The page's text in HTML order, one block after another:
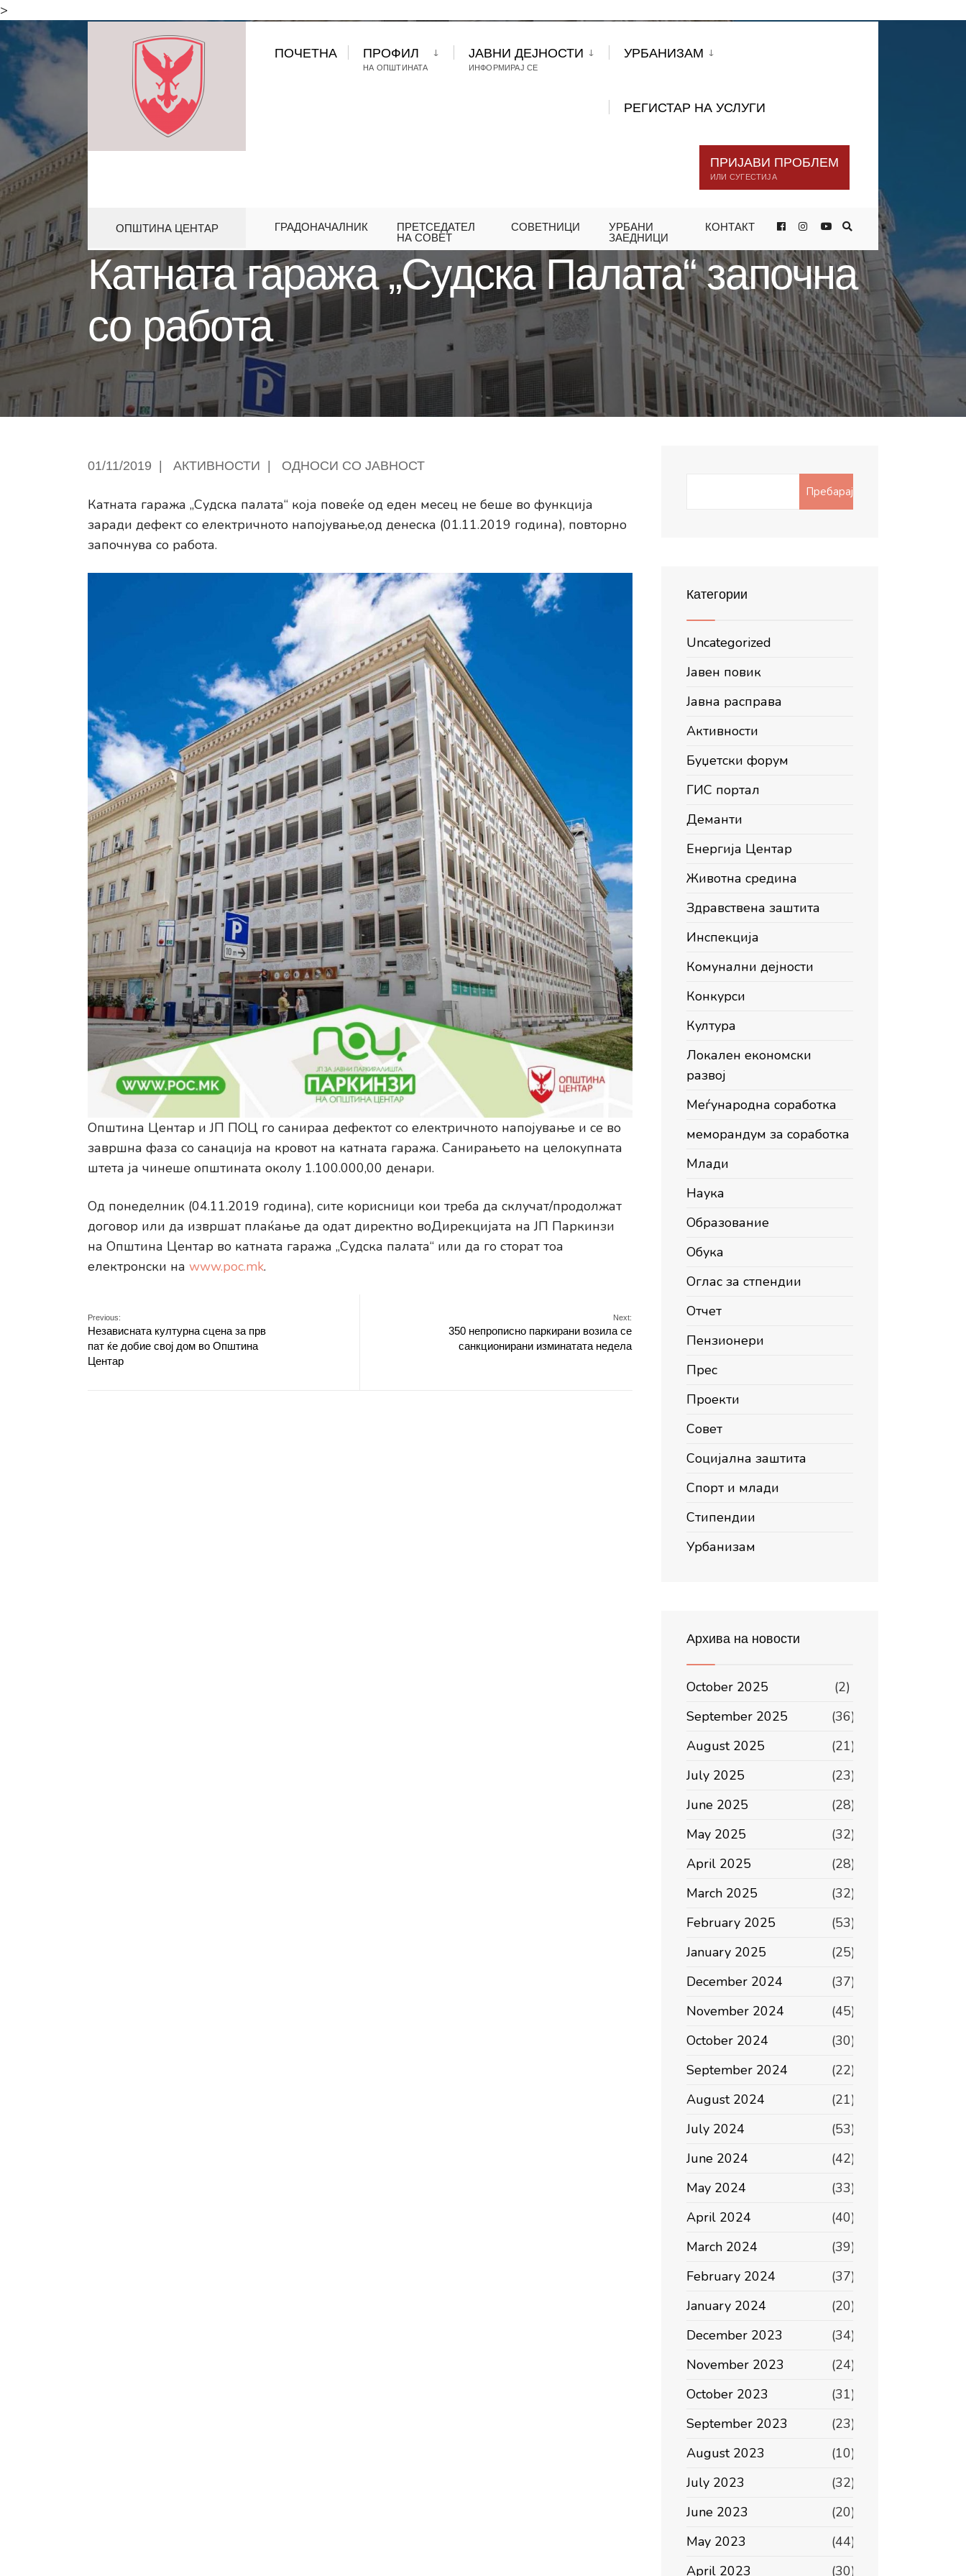
>
ПОЧЕТНА ПРОФИЛ
НА ОПШТИНАТА
ЈАВНИ ДЕЈНОСТИ
ИНФОРМИРАЈ СЕ
УРБАНИЗАМ
РЕГИСТАР НА УСЛУГИ
ПРИЈАВИ ПРОБЛЕМ
ИЛИ СУГЕСТИЈА
ОПШТИНА ЦЕНТАР ГРАДОНАЧАЛНИК
ПРЕТСЕДАТЕЛ
НА СОВЕТ
СОВЕТНИЦИ
УРБАНИ
ЗАЕДНИЦИ
КОНТАКТ
HOME АКТИВНОСТИ КАТНАТА ГАРАЖА „СУДСКА ПАЛАТА“ ЗАПОЧНА СО РАБОТА
Катната гаража „Судска Палата“ започна
со работа
01/11/2019 АКТИВНОСТИ ОДНОСИ СО ЈАВНОСТ
Катната гаража „Судска палата“ која повеќе од еден месец не беше во функција
заради дефект со електричното напојување,од денеска (01.11.2019 година), повторно
започнува со работа.
Општина Центар и ЈП ПОЦ го санираа дефектот со електричното напојување и се во
завршна фаза со санација на кровот на катната гаража. Санирањето на целокупната
штета ја чинеше општината околу 1.100.000,00 денари.
Од понеделник (04.11.2019 година), сите корисници кои треба да склучат/продолжат
договор или да извршат плаќање да одат директно воДирекцијата на ЈП Паркинзи
на Општина Центар во катната гаража „Судска палата“ или да го сторат тоа
електронски на www.poc.mk.
Previous:
Независната културна сцена за прв
пат ќе добие свој дом во Општина
Центар
Next:
350 непрописно паркирани возила се
санкционирани изминатата недела
Пребарај
Категории
Uncategorized
Јавен повик
Јавна расправа
Активности
Буџетски форум
ГИС портал
Деманти
Енергија Центар
Животна средина
Здравствена заштита
Инспекција
Комунални дејности
Конкурси
Култура
Локален економски
развој
Меѓународна соработка
меморандум за соработка
Млади
Наука
Образование
Обука
Оглас за стпендии
Отчет
Пензионери
Прес
Проекти
Совет
Социјална заштита
Спорт и млади
Стипендии
Урбанизам
Архива на новости
October 2025
(2)
September 2025
(36)
August 2025
(21)
July 2025
(23)
June 2025
(28)
May 2025
(32)
April 2025
(28)
March 2025
(32)
February 2025
(53)
January 2025
(25)
December 2024
(37)
November 2024
(45)
October 2024
(30)
September 2024
(22)
August 2024
(21)
July 2024
(53)
June 2024
(42)
May 2024
(33)
April 2024
(40)
March 2024
(39)
February 2024
(37)
January 2024
(20)
December 2023
(34)
November 2023
(24)
October 2023
(31)
September 2023
(23)
August 2023
(10)
July 2023
(32)
June 2023
(20)
May 2023
(44)
April 2023
(30)